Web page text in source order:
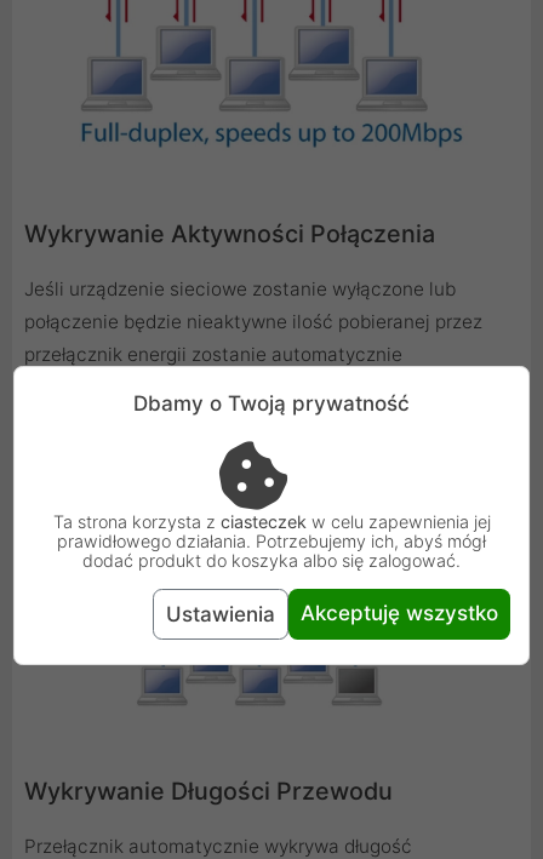
Wykrywanie Aktywności Połączenia
Jeśli urządzenie sieciowe zostanie wyłączone lub
połączenie będzie nieaktywne ilość pobieranej przez
przełącznik energii zostanie automatycznie
dostosowywana do liczby włączonych urządzeń i
Wykrywanie Długości Przewodu
Przełącznik automatycznie wykrywa długość
Dbamy o Twoją prywatność
Ta strona korzysta z ciasteczek w celu zapewnienia jej
prawidłowego działania. Potrzebujemy ich, abyś mógł
dodać produkt do koszyka albo się zalogować.
Ustawienia Akceptuję wszystko